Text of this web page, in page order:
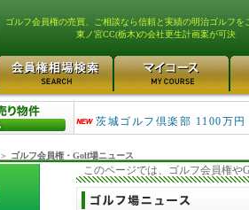
ゴルフ会員権の売買、ご相談なら信頼と実績の明治ゴルフを
東ノ宮CC(栃木)の会社更生計画案が可決
大洗ゴルフ倶楽部 290万
茨城ゴルフ倶楽部 1100万円
＞ ゴルフ会員権・Golf場ニュース
このページでは、ゴルフ会員権や